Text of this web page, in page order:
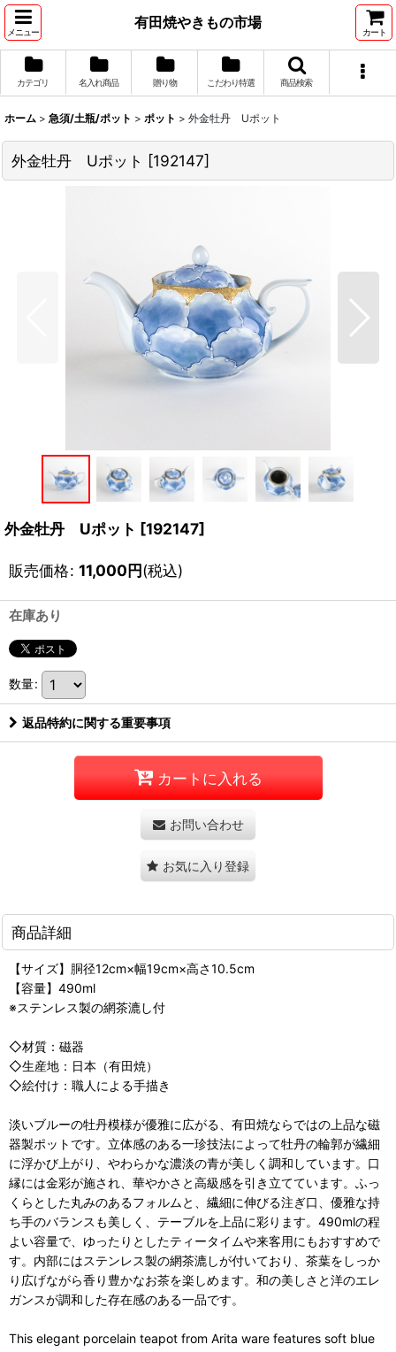
メニュー
有田焼やきもの市場
カート
カテゴリ 名入れ商品 贈り物 こだわり特選 商品検索
ホーム > 急須/土瓶/ポット > ポット > 外金牡丹 Uポット
外金牡丹 Uポット [192147]
外金牡丹 Uポット [192147]
販売価格: 11,000円(税込)
在庫あり
数量:
返品特約に関する重要事項
カートに入れる
お問い合わせ
お気に入り登録
商品詳細
【サイズ】胴径12cm×幅19cm×高さ10.5cm
【容量】490ml
※ステンレス製の網茶漉し付
◇材質：磁器
◇生産地：日本（有田焼）
◇絵付け：職人による手描き
淡いブルーの牡丹模様が優雅に広がる、有田焼ならではの上品な磁
器製ポットです。立体感のある一珍技法によって牡丹の輪郭が繊細
に浮かび上がり、やわらかな濃淡の青が美しく調和しています。口
縁には金彩が施され、華やかさと高級感を引き立てています。ふっ
くらとした丸みのあるフォルムと、繊細に伸びる注ぎ口、優雅な持
ち手のバランスも美しく、テーブルを上品に彩ります。490mlの程
よい容量で、ゆったりとしたティータイムや来客用にもおすすめで
す。内部にはステンレス製の網茶漉しが付いており、茶葉をしっか
り広げながら香り豊かなお茶を楽しめます。和の美しさと洋のエレ
ガンスが調和した存在感のある一品です。
This elegant porcelain teapot from Arita ware features soft blue